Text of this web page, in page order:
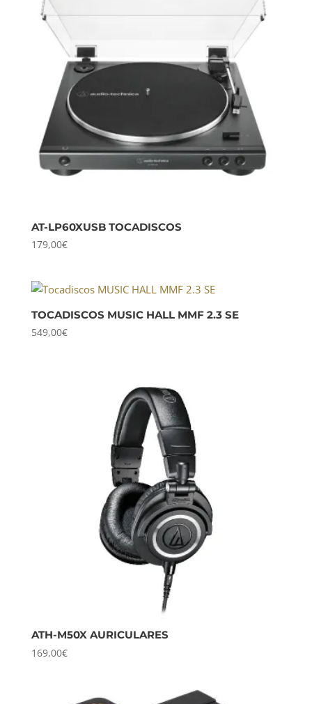
AT-LP60XUSB TOCADISCOS
179,00€
TOCADISCOS MUSIC HALL MMF 2.3 SE
549,00€
ATH-M50X AURICULARES
169,00€